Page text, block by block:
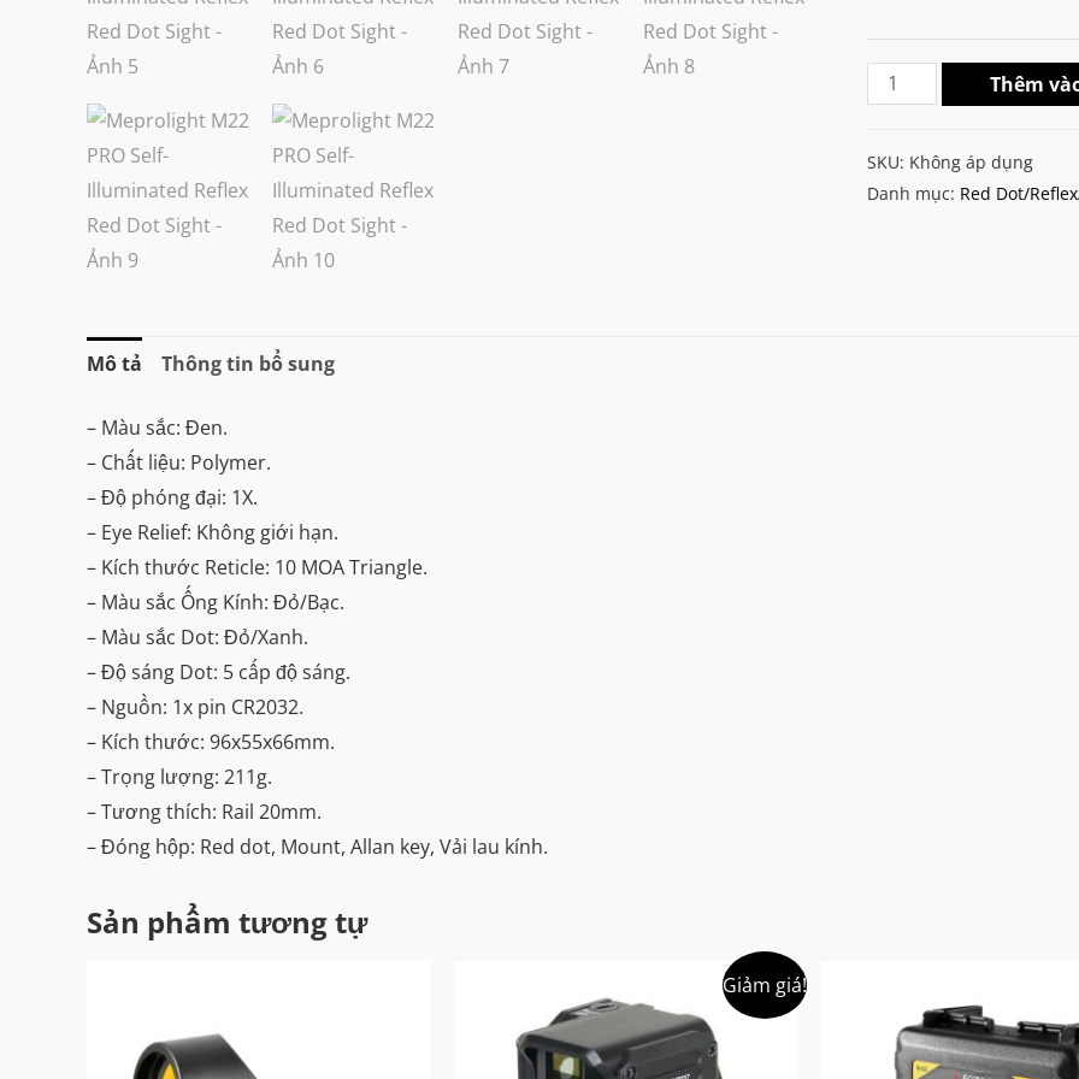
Meprolight
M22
Self-
Thêm
SKU: Không áp dụng
Danh mục: Red Dot/
Mô tả Thông tin bổ sung
– Màu sắc: Đen.
– Chất liệu: Polymer.
– Độ phóng đại: 1X.
– Eye Relief: Không giới hạn.
– Kích thước Reticle: 10 MOA Triangle.
– Màu sắc Ống Kính: Đỏ/Bạc.
– Màu sắc Dot: Đỏ/Xanh.
– Độ sáng Dot: 5 cấp độ sáng.
– Nguồn: 1x pin CR2032.
– Kích thước: 96x55x66mm.
– Trọng lượng: 211g.
– Tương thích: Rail 20mm.
– Đóng hộp: Red dot, Mount, Allan key, Vải lau kính.
Sản phẩm tương tự
Giảm giá!